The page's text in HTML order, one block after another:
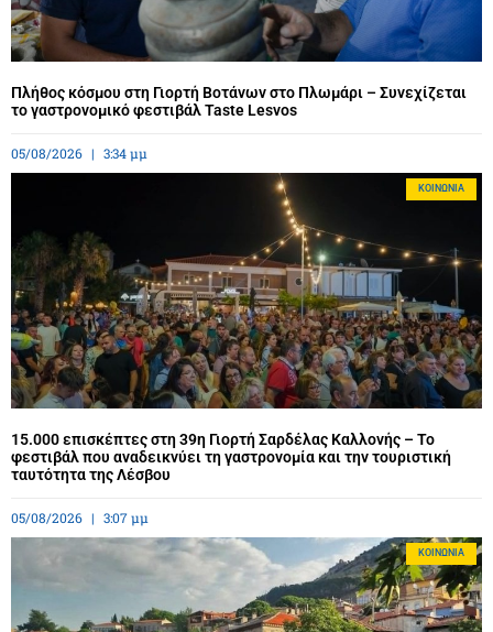
Πλήθος κόσμου στη Γιορτή Βοτάνων στο Πλωμάρι – Συνεχίζεται
το γαστρονομικό φεστιβάλ Taste Lesvos
05/08/2026 3:34 μμ
ΚΟΙΝΩΝΊΑ
15.000 επισκέπτες στη 39η Γιορτή Σαρδέλας Καλλονής – Το
φεστιβάλ που αναδεικνύει τη γαστρονομία και την τουριστική
ταυτότητα της Λέσβου
05/08/2026 3:07 μμ
ΚΟΙΝΩΝΊΑ